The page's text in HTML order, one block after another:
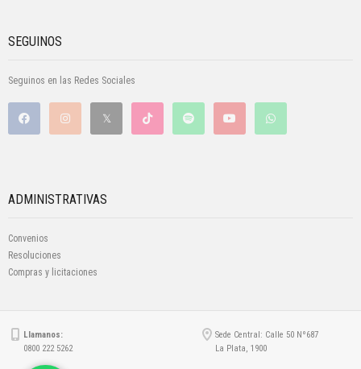
SEGUINOS
Seguinos en las Redes Sociales
ADMINISTRATIVAS
Convenios
Resoluciones
Compras y licitaciones
Llamanos:
0800 222 5262
Sede Central: Calle 50 Nº687
La Plata, 1900